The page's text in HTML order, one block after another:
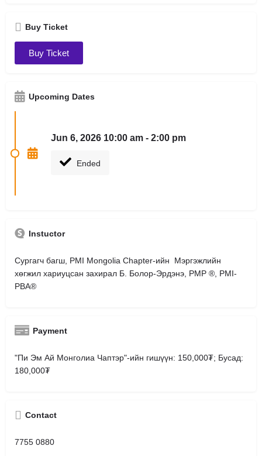
Buy Ticket
Buy Ticket
Upcoming Dates
Jun 6, 2026 10:00 am - 2:00 pm
Ended
Instuctor
Сургагч багш, PMI Mongolia Chapter-ийн Мэргэжлийн
хөгжил хариуцсан захирал Б. Болор-Эрдэнэ, PMP ®, PMI-
PBA®
Payment
"Пи Эм Ай Монголиа Чаптэр"-ийн гишүүн: 150,000₮; Бусад:
180,000₮
Contact
7755 0880